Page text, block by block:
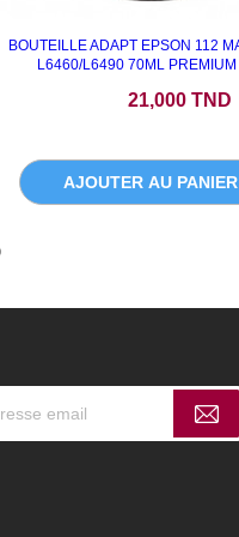
BOUTEILLE ADAPT EPSON 112
L6460/L6490 70ML PREMIUM
21,000 TND
AJOUTER AU PANIER